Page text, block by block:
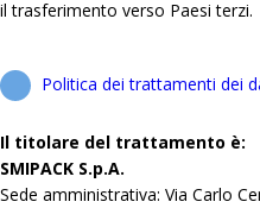
il trasferimento verso Paesi terzi.
Politica dei trattamenti dei
Il titolare del trattamento è:
SMIPACK S.p.A.
Sede amministrativa: Via Carlo